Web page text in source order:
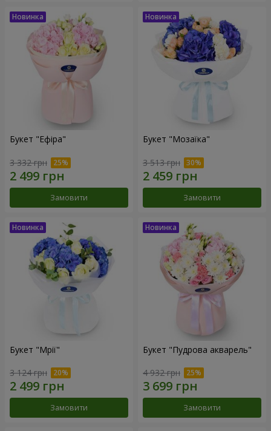
Букет "Ефіра"
3 332 грн
Замовити
Букет "Мозаїка"
3 513 грн
Замовити
Букет "Мрії"
3 124 грн
Замовити
Букет "Пудрова акварель"
4 932 грн
Замовити